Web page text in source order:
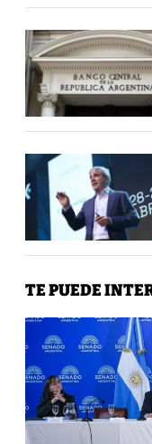
TE PUEDE